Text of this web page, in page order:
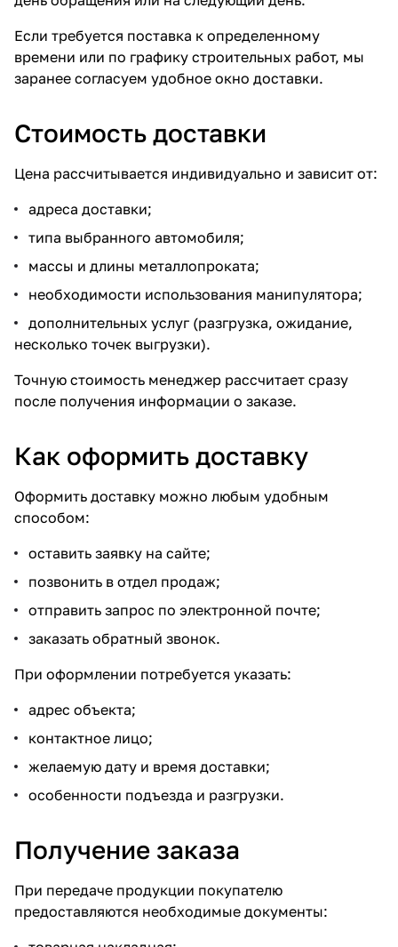
Если требуется поставка к определенному
времени или по графику строительных работ, мы
заранее согласуем удобное окно доставки.
Стоимость доставки
Цена рассчитывается индивидуально и зависит от:
адреса доставки;
типа выбранного автомобиля;
массы и длины металлопроката;
необходимости использования манипулятора;
дополнительных услуг (разгрузка, ожидание,
несколько точек выгрузки).
Точную стоимость менеджер рассчитает сразу
после получения информации о заказе.
Как оформить доставку
Оформить доставку можно любым удобным
способом:
оставить заявку на сайте;
позвонить в отдел продаж;
отправить запрос по электронной почте;
заказать обратный звонок.
При оформлении потребуется указать:
адрес объекта;
контактное лицо;
желаемую дату и время доставки;
особенности подъезда и разгрузки.
Получение заказа
При передаче продукции покупателю
предоставляются необходимые документы: